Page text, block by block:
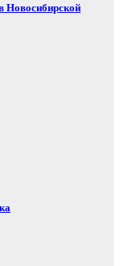
Новосибирской